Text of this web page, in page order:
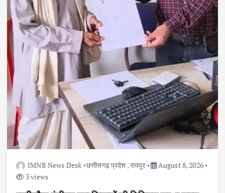
IMNB News Desk छत्तीसगढ़ प्रदेश ,रायपुर
August 8, 2026
3 views